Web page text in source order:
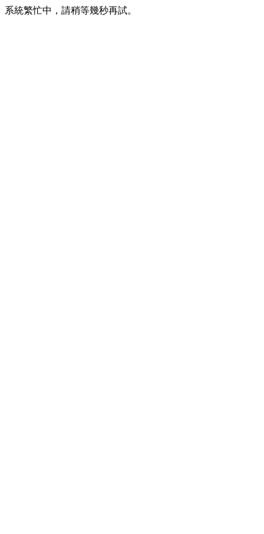
系統繁忙中，請稍等幾秒再試。